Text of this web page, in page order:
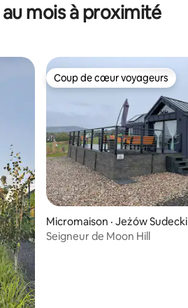
mois à proximité
plus aimés Coup de cœur voyageurs
Coup de cœur voyageurs
Micromaison · Jeżów Sudecki
Seigneur de Moon Hill